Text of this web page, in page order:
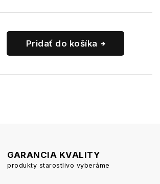
Pridať do košíka
GARANCIA KVALITY
produkty starostlivo vyberáme